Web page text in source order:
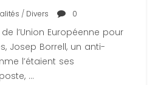
/ Divers 0
l’Union Européenne pour
Josep Borrell, un anti-
l’étaient ses
...